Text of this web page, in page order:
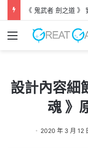
《 鬼武者 劍之道 》
Menu
設計內容細
魂 》
2020 年 3 月 12